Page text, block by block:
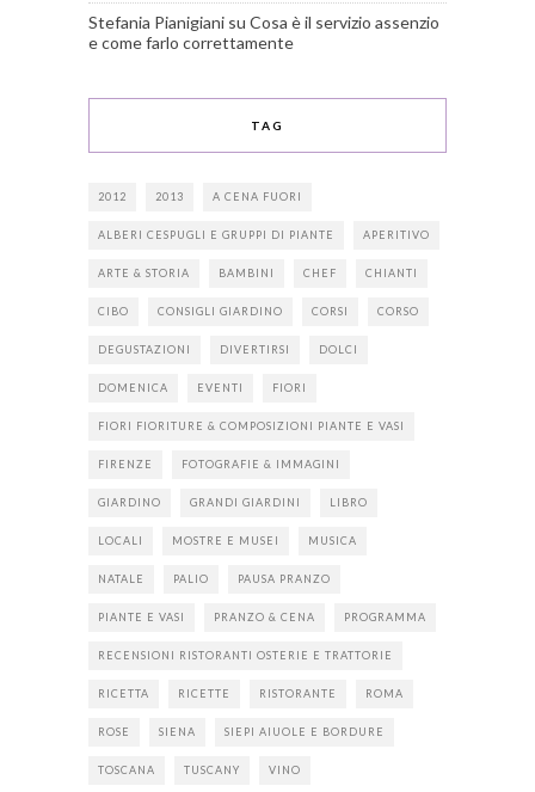
Stefania Pianigiani su Cosa è il servizio assenzio
e come farlo correttamente
TAG
2012 2013 A CENA FUORI
ALBERI CESPUGLI E GRUPPI DI PIANTE APERITIVO
ARTE & STORIA BAMBINI CHEF CHIANTI
CIBO CONSIGLI GIARDINO CORSI CORSO
DEGUSTAZIONI DIVERTIRSI DOLCI
DOMENICA EVENTI FIORI
FIORI FIORITURE & COMPOSIZIONI PIANTE E VASI
FIRENZE FOTOGRAFIE & IMMAGINI
GIARDINO GRANDI GIARDINI LIBRO
LOCALI MOSTRE E MUSEI MUSICA
NATALE PALIO PAUSA PRANZO
PIANTE E VASI PRANZO & CENA PROGRAMMA
RECENSIONI RISTORANTI OSTERIE E TRATTORIE
RICETTA RICETTE RISTORANTE ROMA
ROSE SIENA SIEPI AIUOLE E BORDURE
TOSCANA TUSCANY VINO